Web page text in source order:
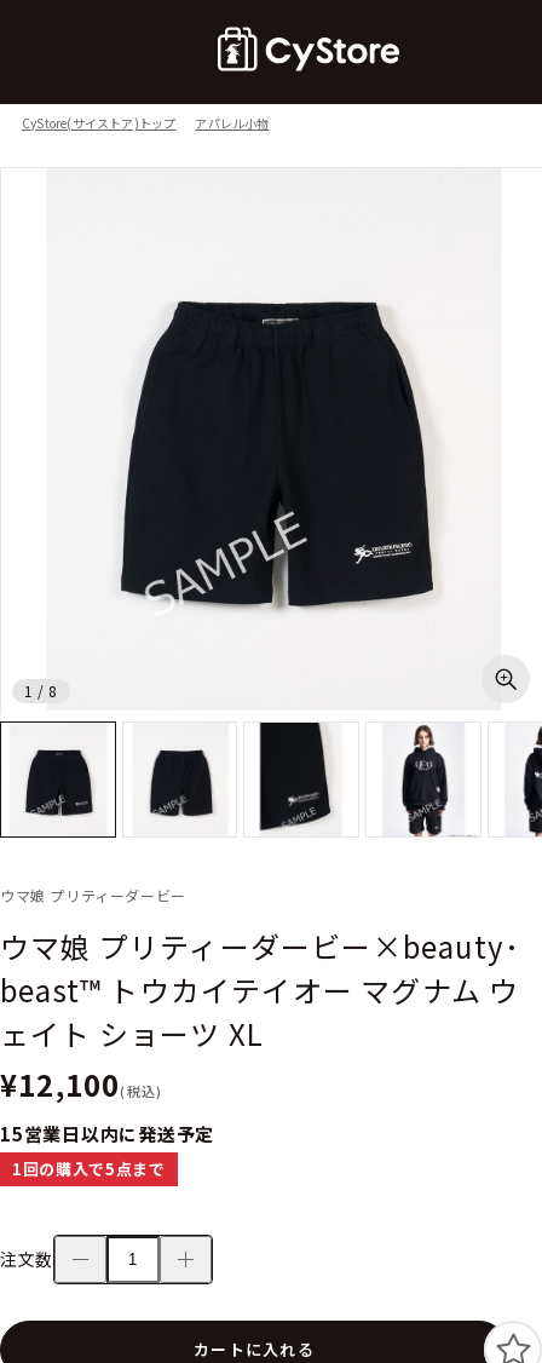
CyStore(サイストア)トップ アパレル小物
1 / 8
ウマ娘 プリティーダービー
ウマ娘 プリティーダービー×beauty･
beast™︎ トウカイテイオー マグナム ウ
ェイト ショーツ XL
¥12,100(税込)
15営業日以内に発送予定
1回の購入で5点まで
注文数
カートに入れる